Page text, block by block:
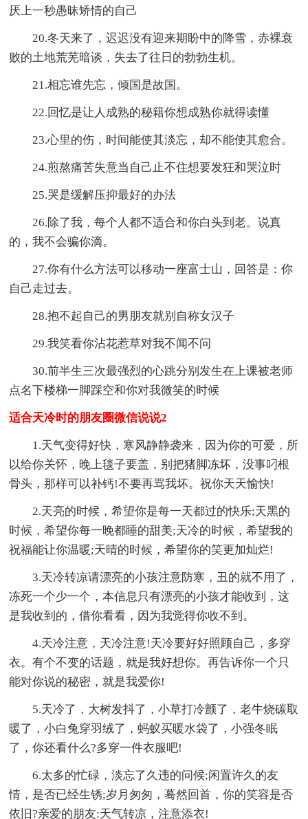
厌上一秒愚昧矫情的自己
20.冬天来了，迟迟没有迎来期盼中的降雪，赤裸衰
败的土地荒芜暗谈，失去了往日的勃勃生机。
21.相忘谁先忘，倾国是故国。
22.回忆是让人成熟的秘籍你想成熟你就得读懂
23.心里的伤，时间能使其淡忘，却不能使其愈合。
24.煎熬痛苦失意当自己止不住想要发狂和哭泣时
25.哭是缓解压抑最好的办法
26.除了我，每个人都不适合和你白头到老。说真
的，我不会骗你滴。
27.你有什么方法可以移动一座富士山，回答是：你
自己走过去。
28.抱不起自己的男朋友就别自称女汉子
29.我笑看你沾花惹草对我不闻不问
30.前半生三次最强烈的心跳分别发生在上课被老师
点名下楼梯一脚踩空和你对我微笑的时候
适合天冷时的朋友圈微信说说2
1.天气变得好快，寒风静静袭来，因为你的可爱，所
以给你关怀，晚上毯子要盖，别把猪脚冻坏，没事叼根
骨头，那样可以补钙!不要再骂我坏。祝你天天愉快!
2.天亮的时候，希望你是每一天都过的快乐;天黑的
时候，希望你每一晚都睡的甜美;天冷的时候，希望我的
祝福能让你温暖;天晴的时候，希望你的笑更加灿烂!
3.天冷转凉请漂亮的小孩注意防寒，丑的就不用了，
冻死一个少一个，本信息只有漂亮的小孩才能收到，这
是我收到的，借你看看，因为我觉得你收不到。
4.天冷注意，天冷注意!天冷要好好照顾自己，多穿
衣。有个不变的话题，就是我好想你。再告诉你一个只
能对你说的秘密，就是我爱你!
5.天冷了，大树发抖了，小草打冷颤了，老牛烧碳取
暖了，小白兔穿羽绒了，蚂蚁买暖水袋了，小强冬眠
了，你还看什么?多穿一件衣服吧!
6.太多的忙碌，淡忘了久违的问候;闲置许久的友
情，是否已经生锈;岁月匆匆，蓦然回首，你的笑容是否
依旧?亲爱的朋友:天气转凉，注意添衣!